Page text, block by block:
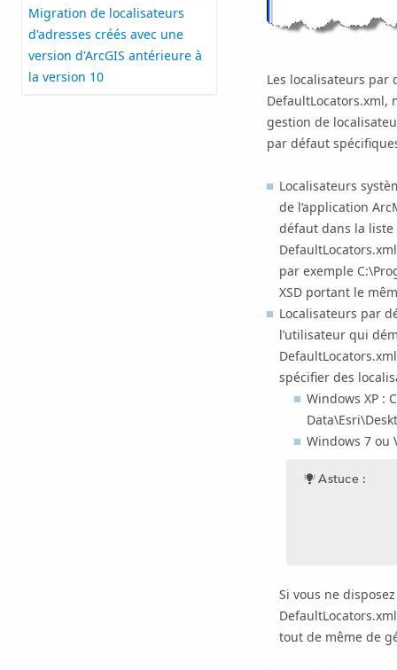
Migration de localisateurs
d'adresses créés avec une
version d'ArcGIS antérieure à
la version 10
Les localisateurs par
DefaultLocators.xml,
gestion de
par défaut
Localisateurs
de l’application
défaut dans la
par exemple
XSD portant le
Localisateurs par
l’utilisateur qui
spécifier des
Windows XP :
Windows 7 ou
Astuce :
Si vous ne
tout de même de